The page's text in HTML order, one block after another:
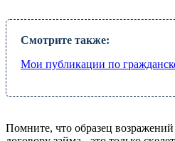
Смотрите также:
Мои публикации по
Помните, что образец